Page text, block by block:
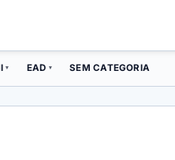
▾ EAD ▾ SEM CATEGORIA